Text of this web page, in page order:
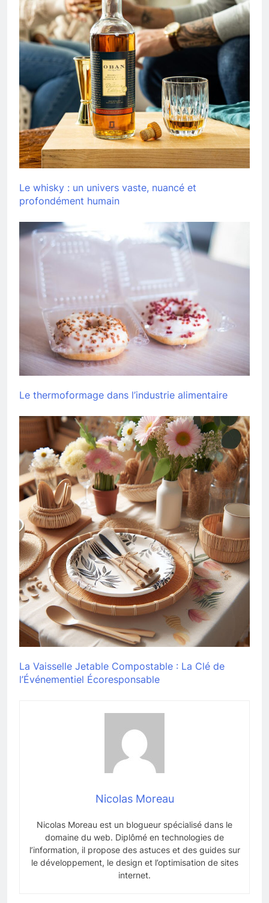
Le whisky : un univers vaste, nuancé et
profondément humain
Le thermoformage dans l’industrie alimentaire
La Vaisselle Jetable Compostable : La Clé de
l’Événementiel Écoresponsable
Nicolas Moreau
Nicolas Moreau est un blogueur spécialisé dans le
domaine du web. Diplômé en technologies de
l’information, il propose des astuces et des guides sur
le développement, le design et l’optimisation de sites
internet.